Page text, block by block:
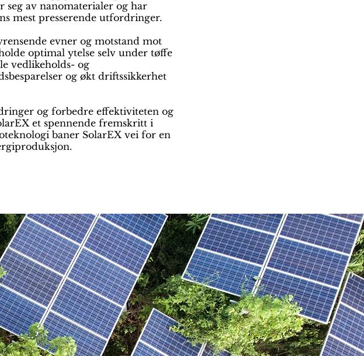
seg av nanomaterialer og har
mest presserende utfordringer.
evner og motstand mot
optimal ytelse selv under tøffe
vedlikeholds- og
og økt driftssikkerhet
og forbedre effektiviteten og
et spennende fremskritt i
baner SolarEX vei for en